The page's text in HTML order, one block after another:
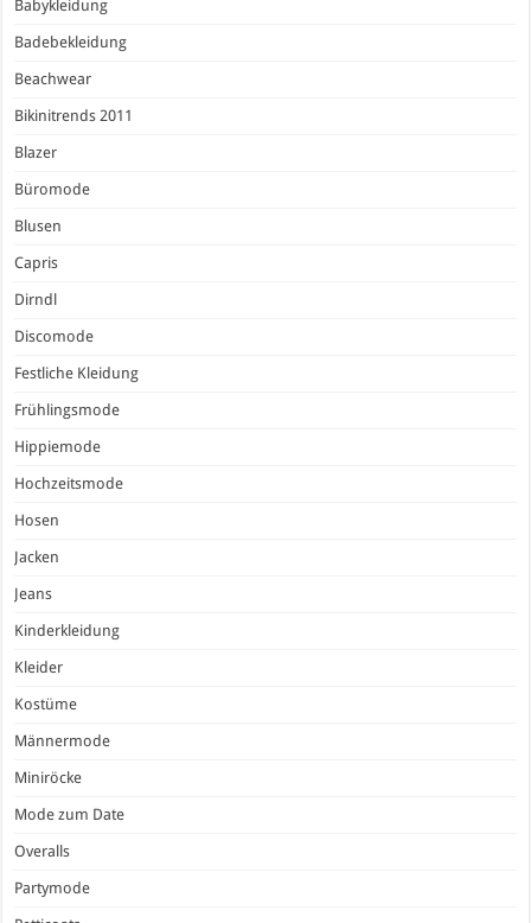
Babykleidung
Badebekleidung
Beachwear
Bikinitrends 2011
Blazer
Büromode
Blusen
Capris
Dirndl
Discomode
Festliche Kleidung
Frühlingsmode
Hippiemode
Hochzeitsmode
Hosen
Jacken
Jeans
Kinderkleidung
Kleider
Kostüme
Männermode
Miniröcke
Mode zum Date
Overalls
Partymode